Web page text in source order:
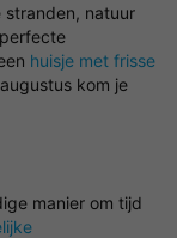
natuur
huisje met frisse
kom je
manier om tijd